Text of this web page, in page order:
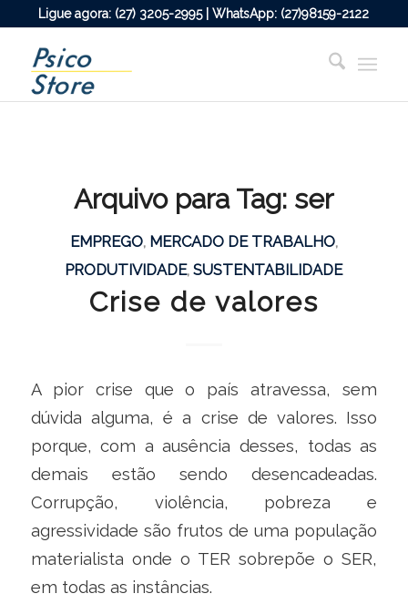
Ligue agora: (27) 3205-2995 | WhatsApp: (27)98159-2122
Arquivo para Tag: ser
EMPREGO, MERCADO DE TRABALHO,
PRODUTIVIDADE,SUSTENTABILIDADE
Crise de valores
A pior crise que o país atravessa, sem
dúvida alguma, é a crise de valores. Isso
porque, com a ausência desses, todas as
demais estão sendo desencadeadas.
Corrupção, violência, pobreza e
agressividade são frutos de uma população
materialista onde o TER sobrepõe o SER,
em todas as instâncias.